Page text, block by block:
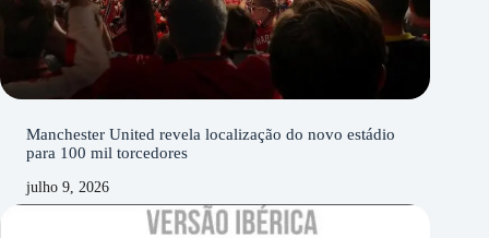
Manchester United revela localização do novo estádio
para 100 mil torcedores
julho 9, 2026